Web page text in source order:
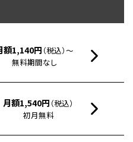
額1,140円 （税込）～
無料期間なし
月額1,540円 （税込）
初月無料